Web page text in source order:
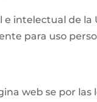
intelectual de la
para uso
web se por